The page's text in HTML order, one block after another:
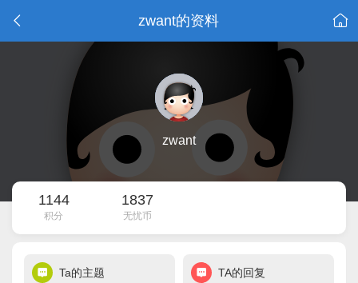
zwant的资料
zwant
1144
积分
1837
无忧币
Ta的主题 TA的回复